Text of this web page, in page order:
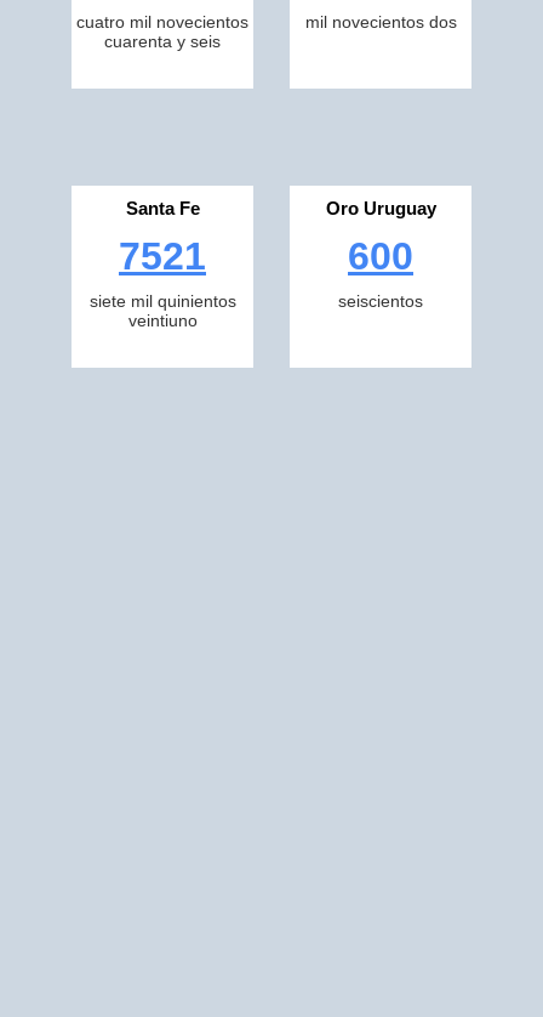
cuatro mil novecientos
cuarenta y seis
mil novecientos dos
Santa Fe
7521
siete mil quinientos
veintiuno
Oro Uruguay
600
seiscientos